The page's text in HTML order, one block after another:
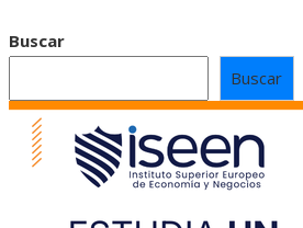
Buscar
Buscar